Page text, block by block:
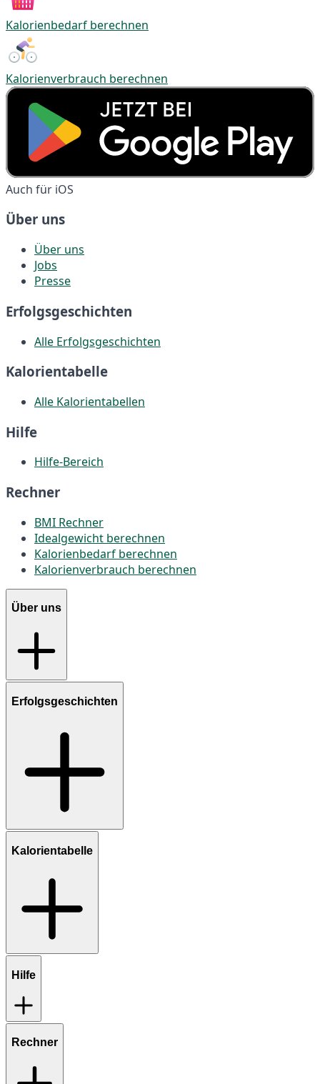
Kalorienbedarf berechnen
Kalorienverbrauch berechnen
Auch für iOS
Über uns
Über uns
Jobs
Presse
Erfolgsgeschichten
Alle Erfolgsgeschichten
Kalorientabelle
Alle Kalorientabellen
Hilfe
Hilfe-Bereich
Rechner
BMI Rechner
Idealgewicht berechnen
Kalorienbedarf berechnen
Kalorienverbrauch berechnen
Über uns
Erfolgsgeschichten
Kalorientabelle
Hilfe
Rechner